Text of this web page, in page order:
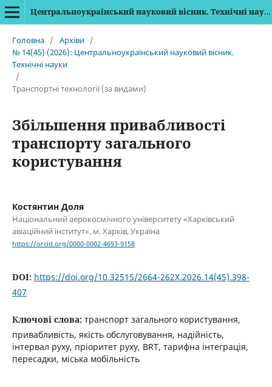
Центральноукраїнський науковий вісник. Технічні науки
Головна / Архіви /
№ 14(45) (2026): Центральноукраїнський науковий вісник.
Технічні науки
/
Транспортні технології (за видами)
Збільшення привабливості
транспорту загального
користування
Костянтин Доля
Національний аерокосмічного університету «Харківський
авіаційний інститут», м. Харків, Україна
https://orcid.org/0000-0002-4693-9158
DOI: https://doi.org/10.32515/2664-262X.2026.14(45).398-
407
Ключові слова: транспорт загального користування,
привабливість, якість обслуговування, надійність,
інтервал руху, пріоритет руху, BRT, тарифна інтеграція,
пересадки, міська мобільність